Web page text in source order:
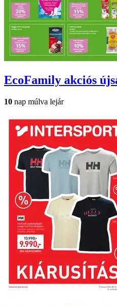
EcoFamily akciós
10 nap múlva lejár